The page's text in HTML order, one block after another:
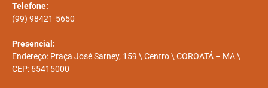
Telefone:
(99) 98421-5650
Presencial:
Endereço: Praça José Sarney, 159 \ Centro \ COROATÁ – MA \
CEP: 65415000